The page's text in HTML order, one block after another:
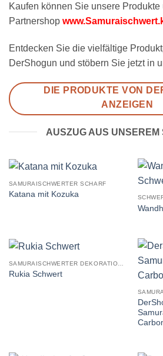
Kaufen können Sie unsere Produkte
Partnershop
Entdecken Sie die vielfältige
DerShogun und stöbern Sie jetzt in
DIE PRODUKTE VON
ANZEIGEN
AUSZUG AUS UNSEREM
SAMURAISCHWERTER SCHARF
Katana mit Kozuka
Rukia Schwert